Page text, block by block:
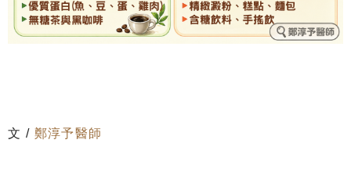
文 / 鄭淳予醫師